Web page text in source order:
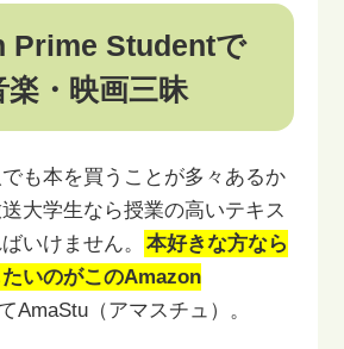
Prime Studentで
楽・映画三昧
も本を買うことが多々あるか
大学生なら授業の高いテキス
いけません。
本好きな方なら
いのがこのAmazon
AmaStu（アマスチュ）。